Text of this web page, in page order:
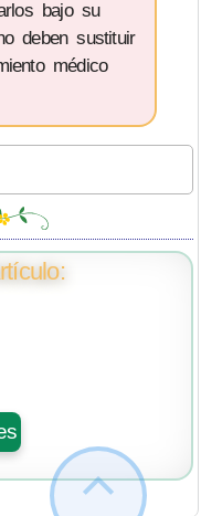
bajo su
deben sustituir
médico